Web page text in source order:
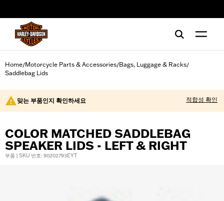
Home/Motorcycle Parts & Accessories/Bags, Luggage & Racks/
Saddlebag Lids
맞는 부품인지 확인하세요 적합성 확인
COLOR MATCHED SADDLEBAG
SPEAKER LIDS - LEFT & RIGHT
부품 | SKU 번호: 90202793EYT